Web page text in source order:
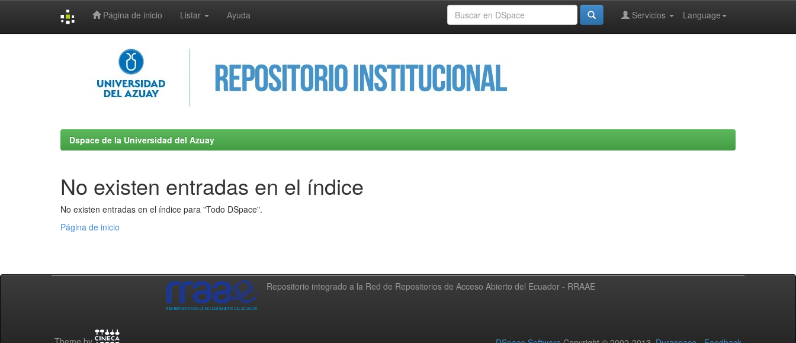
Página de inicio Listar Ayuda Language
Servicios
Dspace de la Universidad del Azuay
No existen entradas en el índice
No existen entradas en el índice para "Todo DSpace".
Página de inicio
Repositorio integrado a la Red de Repositorios de Acceso Abierto del Ecuador - RRAAE